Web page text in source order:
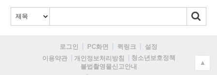
로그인 PC화면 퀵링크
설정
이용약관
개인정보처리방침
청소년보호정책
불법촬영물신고안내
▲